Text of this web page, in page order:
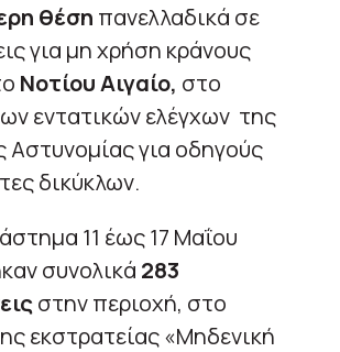
θέση πανελλαδικά σε
για μη χρήση κράνους
Νοτίου Αιγαίο, στο
εντατικών ελέγχων της
Αστυνομίας για οδηγούς
δικύκλων.
11 έως 17 Μαΐου
συνολικά 283
στην περιοχή, στο
εκστρατείας «Μηδενική